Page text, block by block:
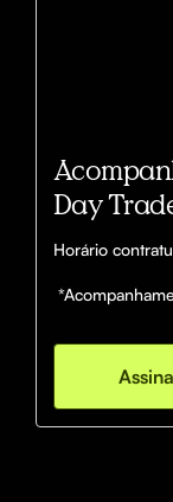
Day
Horário
da gestão de
investimento.